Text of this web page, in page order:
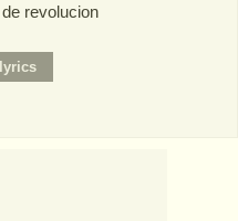
revolucion